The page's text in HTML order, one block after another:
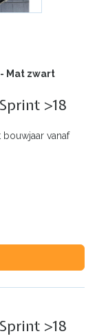
Mat zwart
>18
vanaf
>18